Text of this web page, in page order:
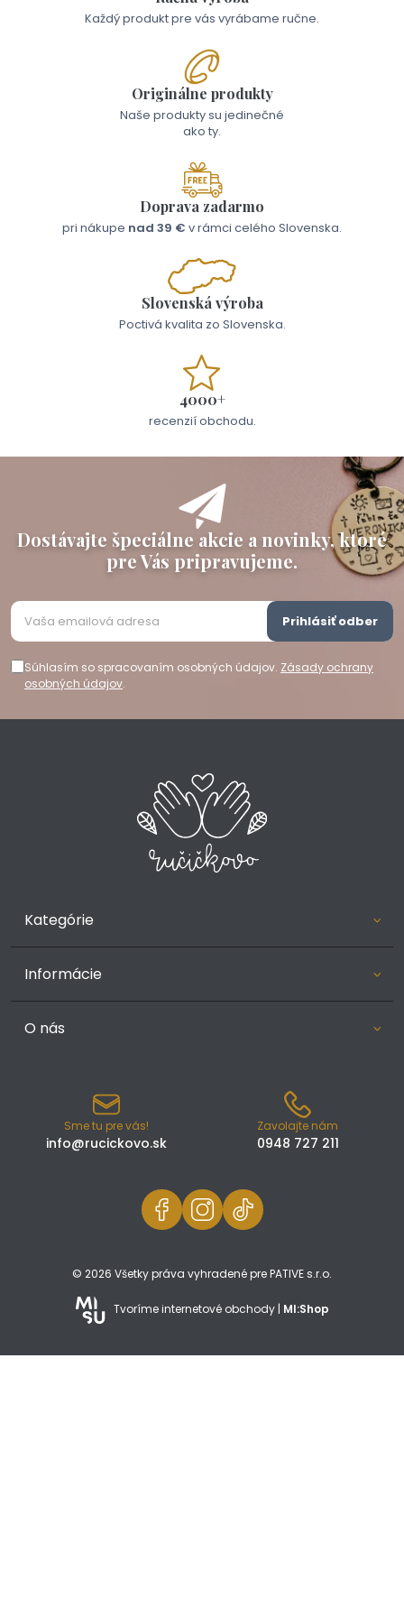
Každý produkt pre vás vyrábame ručne.
Originálne produkty
Naše produkty su jedinečné
ako ty.
Doprava zadarmo
pri nákupe nad 39 € v rámci celého Slovenska.
Slovenská výroba
Poctivá kvalita zo Slovenska.
4000+
recenzií obchodu.
Dostávajte špeciálne akcie a novinky, ktoré
pre Vás pripravujeme.
Súhlasím so spracovaním osobných údajov. Zásady ochrany
osobných údajov.
Prihlásiť odber
Kategórie
Informácie
O nás
Sme tu pre vás!
info@rucickovo.sk
Zavolajte nám
0948 727 211
© 2026 Všetky práva vyhradené pre PATIVE s.r.o.
Tvoríme internetové obchody | MI:Shop